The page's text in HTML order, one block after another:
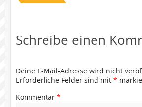
Schreibe einen
Deine E-Mail-Adresse wird nicht
Erforderliche Felder sind mit *
Kommentar *